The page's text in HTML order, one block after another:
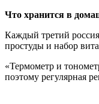
Что хранится в
Каждый третий
простуды и набор
«Термометр и
поэтому регулярная